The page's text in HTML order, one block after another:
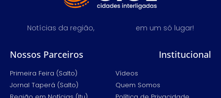
Notícias da região, em um só lugar!
Nossos Parceiros
Primeira Feira (Salto)
Jornal Taperá (Salto)
Institucional
Vídeos
Quem Somos